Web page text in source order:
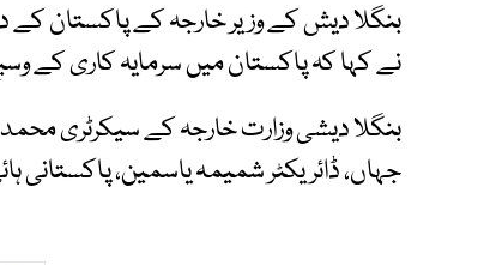
بنگلا دیش کے وزیر خارجہ کے پاکستان
نے کہا کہ پاکستان میں سرمایہ کاری کے
بنگلا دیشی وزارت خارجہ کے سیکرٹری محمد
جہاں، ڈائریکٹر شمیمہ یاسمین، پاکستانی